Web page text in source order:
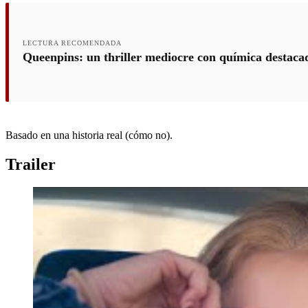
LECTURA RECOMENDADA
Queenpins: un thriller mediocre con química
Basado en una historia real (cómo no).
Trailer